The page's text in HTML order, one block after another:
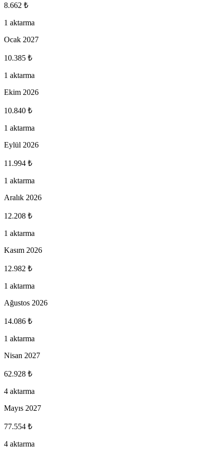
8.662 ₺
1 aktarma
Ocak 2027
10.385 ₺
1 aktarma
Ekim 2026
10.840 ₺
1 aktarma
Eylül 2026
11.994 ₺
1 aktarma
Aralık 2026
12.208 ₺
1 aktarma
Kasım 2026
12.982 ₺
1 aktarma
Ağustos 2026
14.086 ₺
1 aktarma
Nisan 2027
62.928 ₺
4 aktarma
Mayıs 2027
77.554 ₺
4 aktarma